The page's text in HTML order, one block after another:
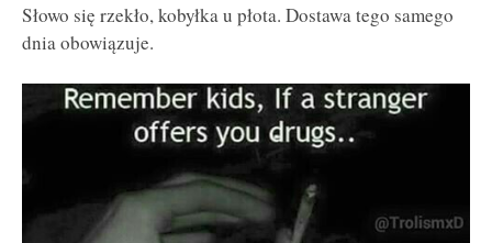
Słowo się rzekło, kobyłka u płota. Dostawa tego samego
dnia obowiązuje.